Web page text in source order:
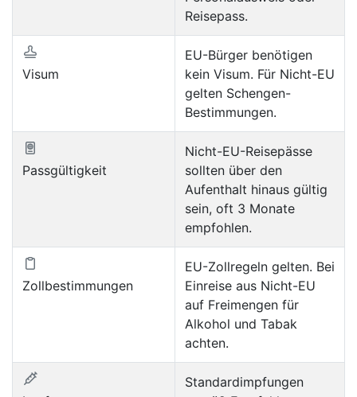
Reisepass.
Visum
EU-Bürger benötigen
kein Visum. Für Nicht-EU
gelten Schengen-
Bestimmungen.
Passgültigkeit
Nicht-EU-Reisepässe
sollten über den
Aufenthalt hinaus gültig
sein, oft 3 Monate
empfohlen.
Zollbestimmungen
EU-Zollregeln gelten. Bei
Einreise aus Nicht-EU
auf Freimengen für
Alkohol und Tabak
achten.
Standardimpfungen